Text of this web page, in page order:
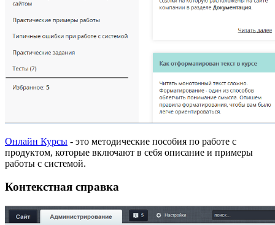
Онлайн Курсы - это методические пособия по работе с
продуктом, которые включают в себя описание и примеры
работы с системой.
Контекстная справка